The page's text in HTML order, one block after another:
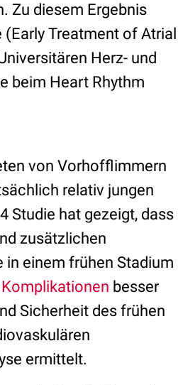
Zu diesem Ergebnis
(Early Treatment of Atrial
Herz- und
beim Heart Rhythm
von Vorhofflimmern
relativ jungen
Studie hat gezeigt, dass
zusätzlichen
in einem frühen Stadium
besser
Sicherheit des frühen
ermittelt.